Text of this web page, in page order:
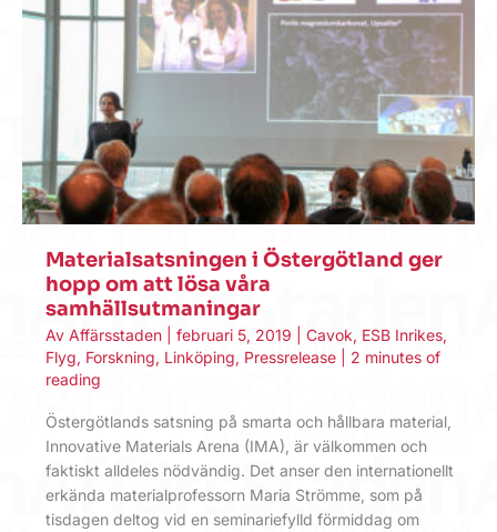
Materialsatsningen i Östergötland ger
hopp om att lösa våra
samhällsutmaningar
Av Affärsstaden februari 5, 2019 Cavok, ESB Inrikes,
Flyg, Forskning, Linköping, Pressrelease
2 minutes of
reading
Östergötlands satsning på smarta och hållbara material,
Innovative Materials Arena (IMA), är välkommen och
faktiskt alldeles nödvändig. Det anser den internationellt
erkända materialprofessorn Maria Strömme, som på
tisdagen deltog vid en seminariefylld förmiddag om